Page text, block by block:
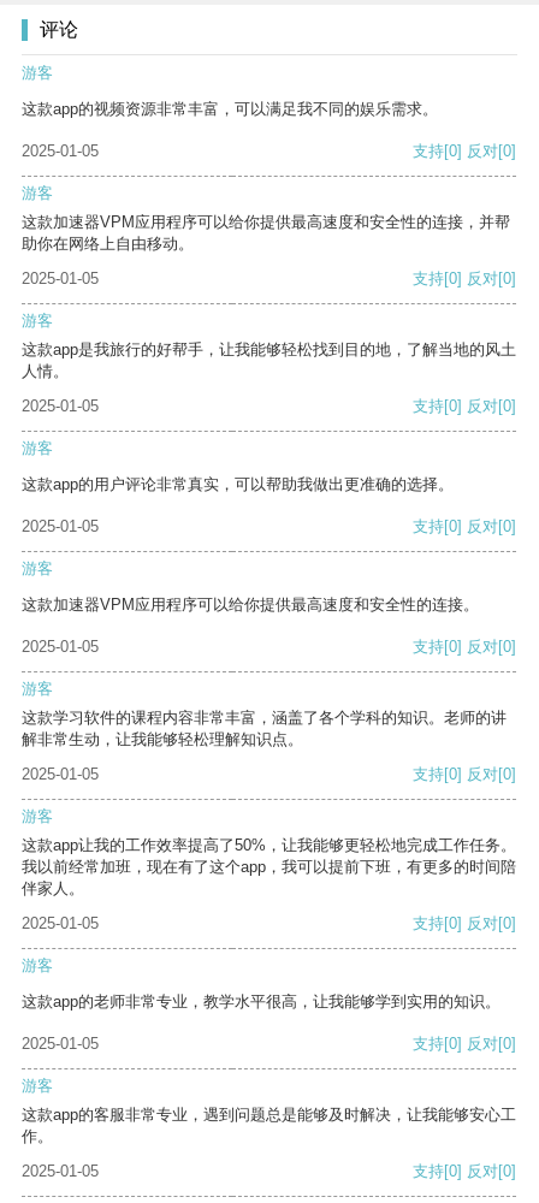
评论
游客
这款app的视频资源非常丰富，可以满足我不同的娱乐需求。
2025-01-05 支持[0] 反对[0]
游客
这款加速器VPM应用程序可以给你提供最高速度和安全性的连接，并帮
助你在网络上自由移动。
2025-01-05
支持[0] 反对[0]
游客
这款app是我旅行的好帮手，让我能够轻松找到目的地，了解当地的风土
人情。
2025-01-05
支持[0] 反对[0]
游客
这款app的用户评论非常真实，可以帮助我做出更准确的选择。
2025-01-05 支持[0] 反对[0]
游客
这款加速器VPM应用程序可以给你提供最高速度和安全性的连接。
2025-01-05 支持[0] 反对[0]
游客
这款学习软件的课程内容非常丰富，涵盖了各个学科的知识。老师的讲
解非常生动，让我能够轻松理解知识点。
2025-01-05
支持[0] 反对[0]
游客
这款app让我的工作效率提高了50%，让我能够更轻松地完成工作任务。
我以前经常加班，现在有了这个app，我可以提前下班，有更多的时间陪
伴家人。
2025-01-05
支持[0] 反对[0]
游客
这款app的老师非常专业，教学水平很高，让我能够学到实用的知识。
2025-01-05 支持[0] 反对[0]
游客
这款app的客服非常专业，遇到问题总是能够及时解决，让我能够安心工
作。
2025-01-05
支持[0] 反对[0]